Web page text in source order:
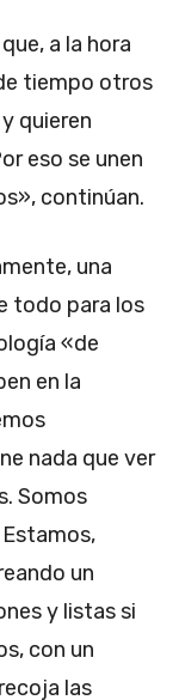
a la hora
tiempo otros
quieren
eso se unen
continúan.
una
todo para los
«de
en la
nada que ver
Somos
un
y listas si
con un
las